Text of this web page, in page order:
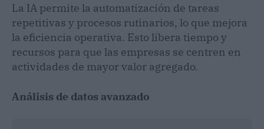
La IA permite la automatización de tareas
repetitivas y procesos rutinarios, lo que mejora
la eficiencia operativa. Esto libera tiempo y
recursos para que las empresas se centren en
actividades de mayor valor agregado.
Análisis de datos avanzado